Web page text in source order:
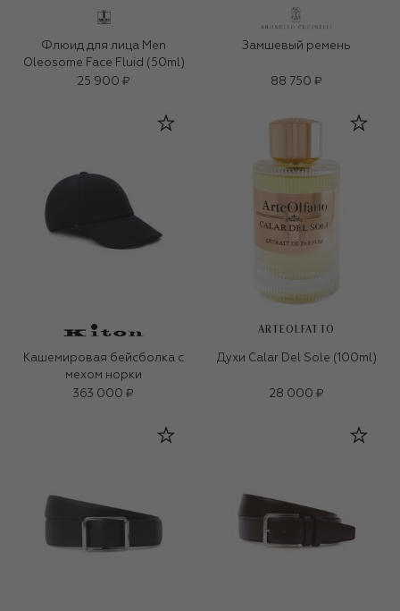
Флюид для лица Men
Oleosome Face Fluid (50ml)
25 900 ₽
Замшевый ремень
88 750 ₽
Кашемировая бейсболка с
мехом норки
363 000 ₽
ARTEOLFATTO
Духи Calar Del Sole (100ml)
28 000 ₽